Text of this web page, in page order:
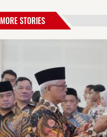
MORE STORIES